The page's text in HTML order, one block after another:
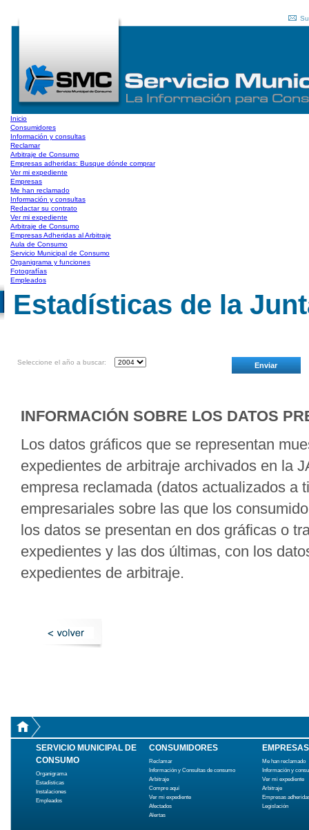
Inicio
Consumidores
Información y consultas
Reclamar
Arbitraje de Consumo
Empresas adheridas: Busque dónde comprar
Ver mi expediente
Empresas
Me han reclamado
Información y consultas
Redactar su contrato
Ver mi expediente
Arbitraje de Consumo
Empresas Adheridas al Arbitraje
Aula de Consumo
Servicio Municipal de Consumo
Organigrama y funciones
Fotografías
Empleados
Estadísticas de la
Seleccione el año a buscar:
INFORMACIÓN SOBRE LOS DATOS
Los datos gráficos que se representan
expedientes de arbitraje archivados en la
empresa reclamada (datos actualizados a
empresariales sobre las que los
los datos se presentan en dos gráficas o
expedientes y las dos últimas, con los
expedientes de arbitraje.
SERVICIO MUNICIPAL DE
CONSUMO
Organigrama
Estadísticas
Instalaciones
Empleados
CONSUMIDORES
Reclamar
Información y Consultas de consumo
Arbitraje
Compre aquí
Ver mi expediente
Afectados
Alertas
EMPRESAS
Me han reclamado
Información y
Ver mi expediente
Arbitraje
Empresas
Legislación